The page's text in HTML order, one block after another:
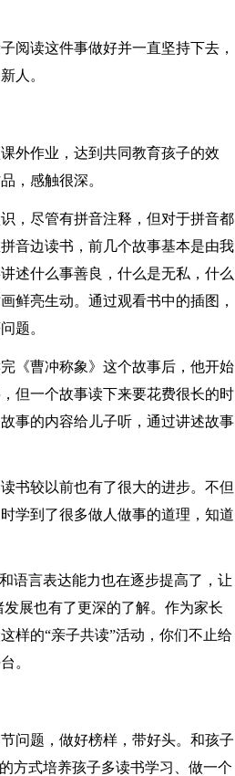
阅读这件事做好并一直坚持下去，
人。
外作业，达到共同教育孩子的效
，感触很深。
，尽管有拼音注释，但对于拼音都
音边读书，前几个故事基本是由我
述什么事善良，什么是无私，什么
鲜亮生动。通过观看书中的插图，
题。
《曹冲称象》这个故事后，他开始
但一个故事读下来要花费很长的时
事的内容给儿子听，通过讲述故事
书较以前也有了很大的进步。不但
学到了很多做人做事的道理，知道
语言表达能力也在逐步提高了，让
展也有了更深的了解。作为家长
样的“亲子共读”活动，你们不止给
。
问题，做好榜样，带好头。和孩子
方式培养孩子多读书学习、做一个